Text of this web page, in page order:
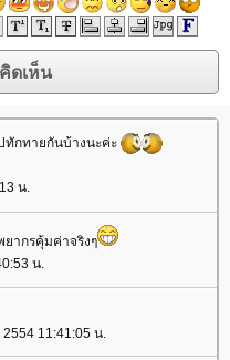
ทักทายกันบ้างนะค่ะ
น.
ากรคุ้มค่าจริงๆ
น.
11:41:05 น.